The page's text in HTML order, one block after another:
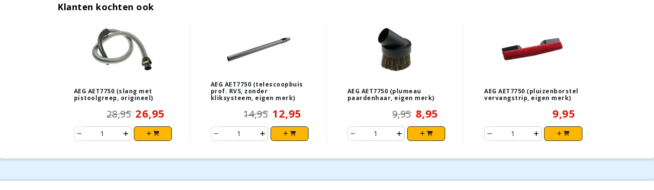
Klanten kochten ook
AEG AET7750 (slang met
pistoolgreep, origineel)
28,95 26,95
AEG AET7750 (telescoopbuis
prof. RVS, zonder
kliksysteem, eigen merk)
14,95 12,95
AEG AET7750 (plumeau
paardenhaar, eigen merk)
9,95 8,95
AEG AET7750 (pluizenborstel
vervangstrip, eigen merk)
9,95